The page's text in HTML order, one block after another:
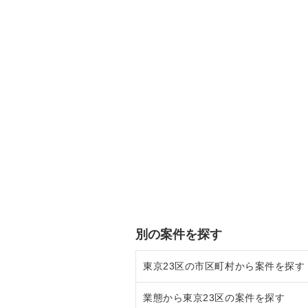
別の案件を探す
東京23区の市区町村から案件を探す
目黒区の飲食店の居抜き売却物件
業態から東京23区の案件を探す